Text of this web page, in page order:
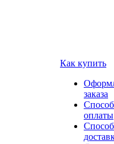
Как купить
заказа
оплаты